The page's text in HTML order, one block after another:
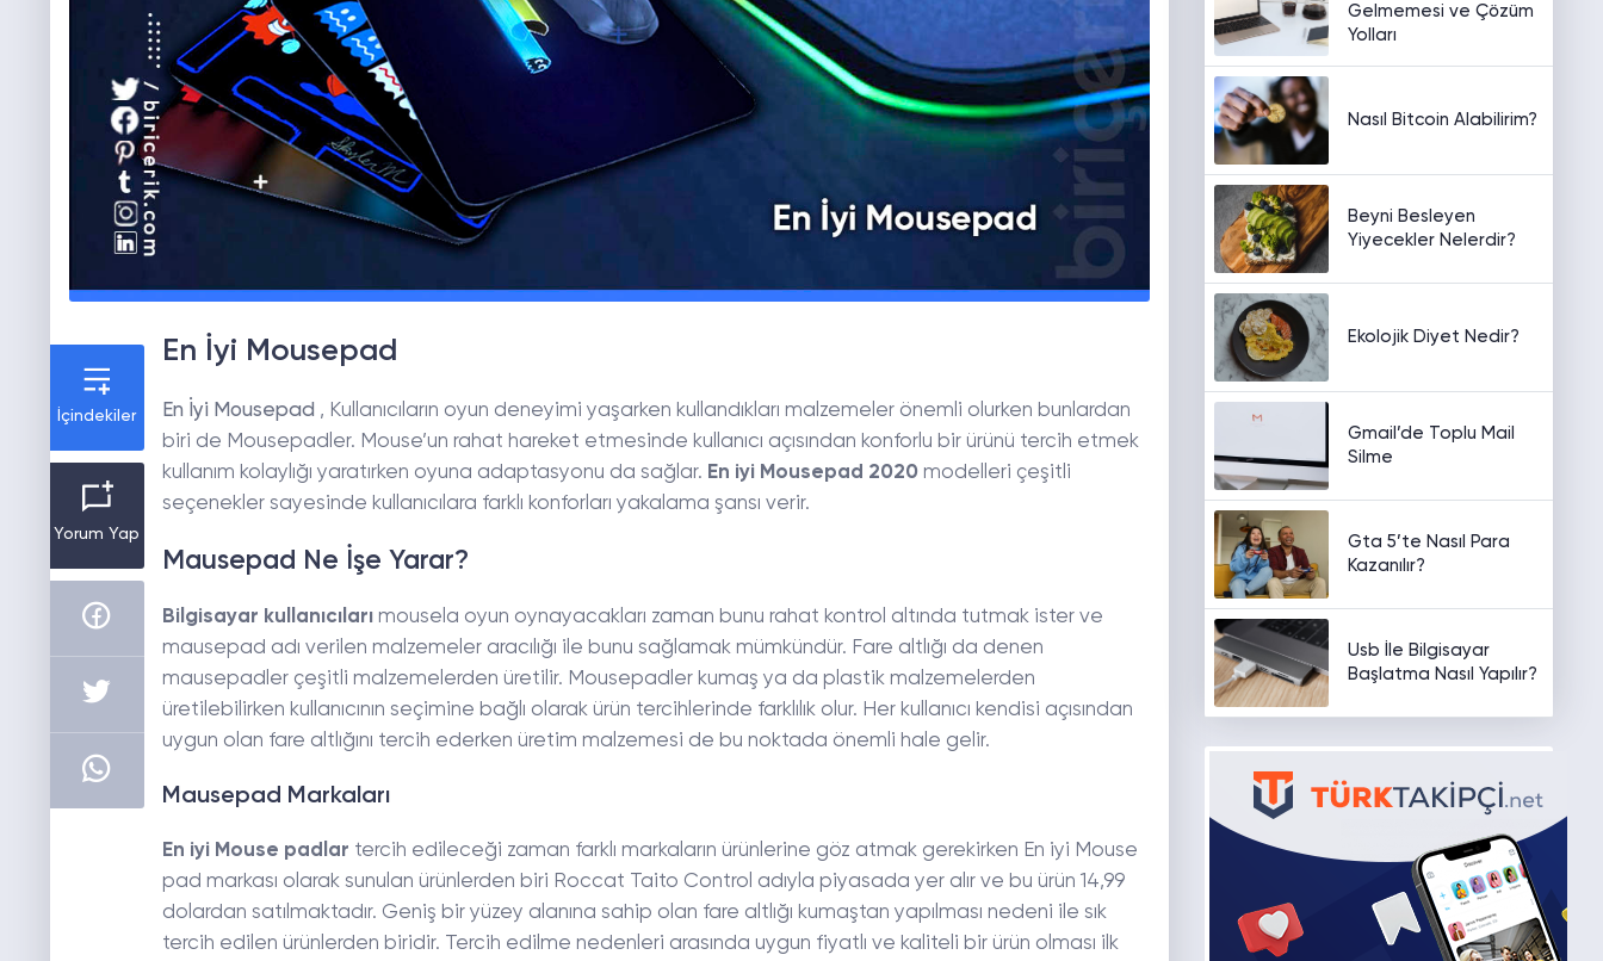
İçindekiler
Yorum Yap
En İyi Mousepad
En İyi Mousepad , Kullanıcıların oyun deneyimi yaşarken kullandıkları malzemeler önemli olurken bunlardan
biri de Mousepadler. Mouse’un rahat hareket etmesinde kullanıcı açısından konforlu bir ürünü tercih etmek
kullanım kolaylığı yaratırken oyuna adaptasyonu da sağlar. En iyi Mousepad 2020modelleri çeşitli
seçenekler sayesinde kullanıcılara farklı konforları yakalama şansı verir.
Mausepad Ne İşe Yarar?
Bilgisayar kullanıcılarımousela oyun oynayacakları zaman bunu rahat kontrol altında tutmak ister ve
mausepad adı verilen malzemeler aracılığı ile bunu sağlamak mümkündür. Fare altlığı da denen
mausepadler çeşitli malzemelerden üretilir. Mousepadler kumaş ya da plastik malzemelerden
üretilebilirken kullanıcının seçimine bağlı olarak ürün tercihlerinde farklılık olur. Her kullanıcı kendisi açısından
uygun olan fare altlığını tercih ederken üretim malzemesi de bu noktada önemli hale gelir.
Mausepad Markaları
En iyi Mouse padlar tercih edileceği zaman farklı markaların ürünlerine göz atmak gerekirken En iyi Mouse
pad markası olarak sunulan ürünlerden biri Roccat Taito Control adıyla piyasada yer alır ve bu ürün 14,99
dolardan satılmaktadır. Geniş bir yüzey alanına sahip olan fare altlığı kumaştan yapılması nedeni ile sık
tercih edilen ürünlerden biridir. Tercih edilme nedenleri arasında uygun fiyatlı ve kaliteli bir ürün olması ilk
Gelmemesi ve Çözüm
Yolları
Nasıl Bitcoin Alabilirim?
Beyni Besleyen
Yiyecekler Nelerdir?
Ekolojik Diyet Nedir?
Gmail’de Toplu Mail
Silme
Gta 5’te Nasıl Para
Kazanılır?
Usb İle Bilgisayar
Başlatma Nasıl Yapılır?